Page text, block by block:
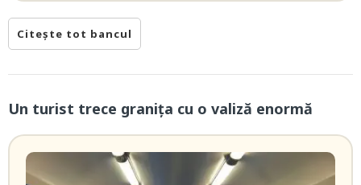
Citește tot bancul
Un turist trece granița cu o valiză enormă